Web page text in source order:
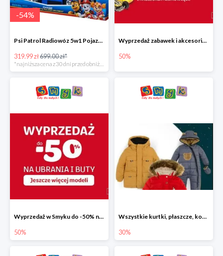
-54%
Psi Patrol Radiowóz 5w1 Pojazd ratunkowy z figurką Chase'a
319.99 zł699.00 zł*
Wyprzedaż zabawek i akcesoriów niemowlęcych w Smyku do -50%
50%
Wyprzedaż w Smyku do -50% na ubrania i buty
50%
Wszystkie kurtki, płaszcze, kombinezony i spodnie narciarskie -30%
30%